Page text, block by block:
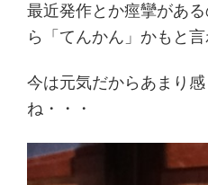
最近発作とか痙攣があ
ら「てんかん」かもと
今は元気だからあまり
ね・・・